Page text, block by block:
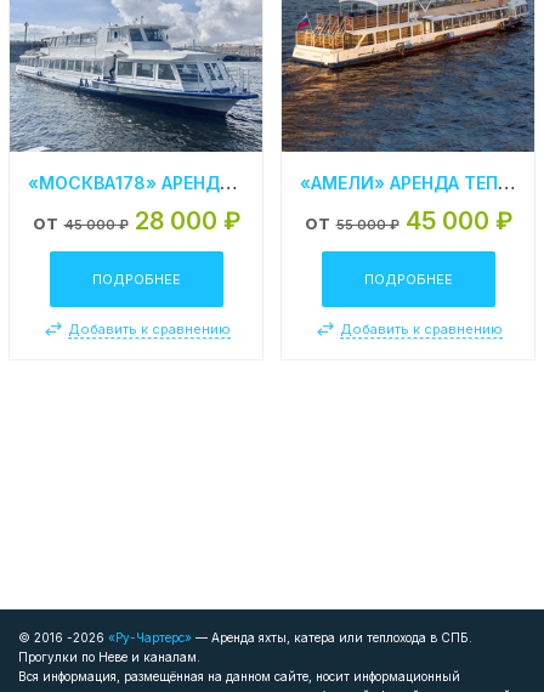
«МОСКВА178» АРЕНДА ТЕПЛОХОДА В СПБ
от 45 000 ₽ 28 000 ₽
ПОДРОБНЕЕ
Добавить к сравнению
«АМЕЛИ» АРЕНДА ТЕПЛОХОДА В СПБ
от 55 000 ₽ 45 000 ₽
ПОДРОБНЕЕ
Добавить к сравнению
© 2016 -2026 «Ру-Чартерс» — Аренда яхты, катера или теплохода в СПБ.
Прогулки по Неве и каналам.
Вся информация, размещённая на данном сайте, носит информационный